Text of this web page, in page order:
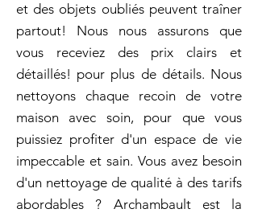
et des objets oubliés peuvent traîner
partout! Nous nous assurons que
vous receviez des prix clairs et
détaillés! pour plus de détails. Nous
nettoyons chaque recoin de votre
maison avec soin, pour que vous
puissiez profiter d'un espace de vie
impeccable et sain. Vous avez besoin
d'un nettoyage de qualité à des tarifs
abordables ? Archambault est la